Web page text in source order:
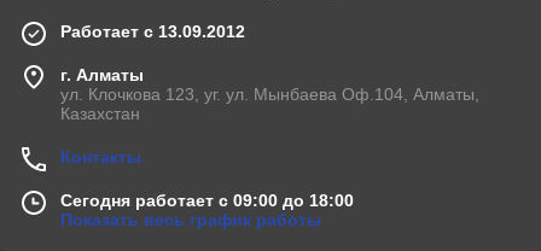
Работает с 13.09.2012
г. Алматы
ул. Клочкова 123, уг. ул. Мынбаева Оф.104, Алматы,
Казахстан
Контакты
Сегодня работает с 09:00 до 18:00
Показать весь график работы